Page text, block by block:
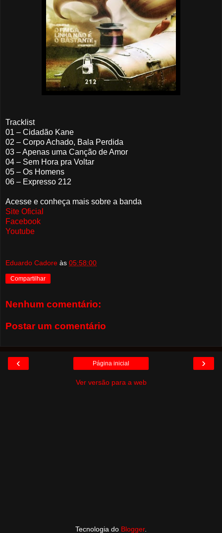
Tracklist
01 – Cidadão Kane
02 – Corpo Achado, Bala Perdida
03 – Apenas uma Canção de Amor
04 – Sem Hora pra Voltar
05 – Os Homens
06 – Expresso 212
Acesse e conheça mais sobre a banda
Site Oficial
Facebook
Youtube
Eduardo Cadore às 05:58:00
Compartilhar
Nenhum comentário:
Postar um comentário
‹ ›
Página inicial
Ver versão para a web
Tecnologia do Blogger.